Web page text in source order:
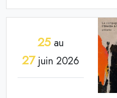
25au
27juin 2026